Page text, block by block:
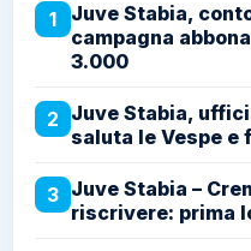
1
Juve Stabia,
campagna
3.000
2 Juve Stabia,
saluta le Vespe e
3 Juve Stabia –
riscrivere: prima